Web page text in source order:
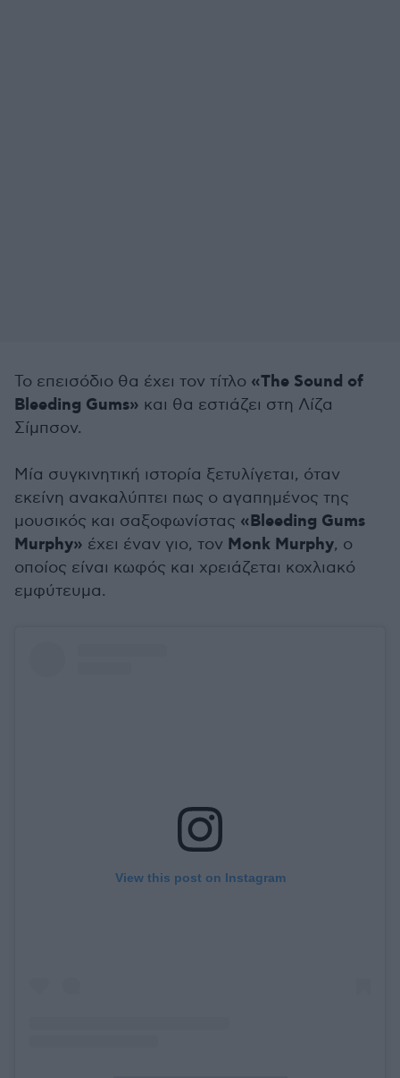
Το επεισόδιο θα έχει τον τίτλο «The Sound of
Bleeding Gums» και θα εστιάζει στη Λίζα
Σίμπσον.
Μία συγκινητική ιστορία ξετυλίγεται, όταν
εκείνη ανακαλύπτει πως ο αγαπημένος της
μουσικός και σαξοφωνίστας «Bleeding Gums
Murphy» έχει έναν γιο, τον Monk Murphy, ο
οποίος είναι κωφός και χρειάζεται κοχλιακό
εμφύτευμα.
View this post on Instagram